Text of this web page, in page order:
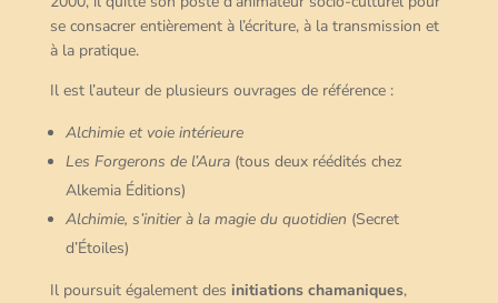
se consacrer entièrement à l’écriture, à la transmission et
à la pratique.
Il est l’auteur de plusieurs ouvrages de référence :
Alchimie et voie intérieure
Les Forgerons de l’Aura(tous deux réédités chez
Alkemia Éditions)
Alchimie, s’initier à la magie du quotidien (Secret
d’Étoiles)
Il poursuit également des initiations chamaniques,